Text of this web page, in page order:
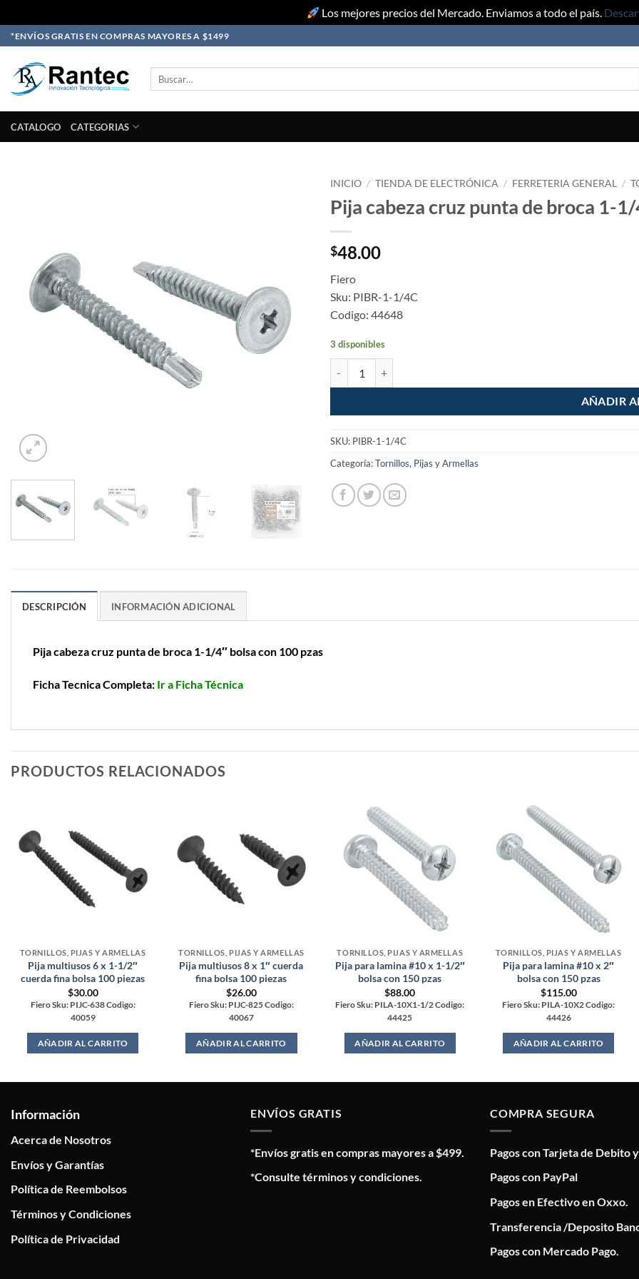
Los mejores precios del Mercado. Enviamos a todo el país.
Skip
to
content
*ENVÍOS GRATIS EN COMPRAS MAYORES A $1499
CATALOGO CATEGORIAS
INICIO / TIENDA DE ELECTRÓNICA / FERRETERIA GENERAL /
Pija cabeza cruz punta de broca 1-
$48.00
Fiero
Sku: PIBR-1-1/4C
Codigo: 44648
3 disponibles
AÑADIR
SKU: PIBR-1-1/4C
Categoría:Tornillos, Pijas y Armellas
DESCRIPCIÓN INFORMACIÓN ADICIONAL
Pija cabeza cruz punta de broca 1-1/4″ bolsa con 100 pzas
Ficha Tecnica Completa: Ir a Ficha Técnica
PRODUCTOS RELACIONADOS
TORNILLOS, PIJAS Y ARMELLAS
Pija multiusos 6 x 1-1/2″
cuerda fina bolsa 100 piezas
$30.00
Fiero Sku: PIJC-638 Codigo:
40059
AÑADIR AL CARRITO
TORNILLOS, PIJAS Y ARMELLAS
Pija multiusos 8 x 1″ cuerda
fina bolsa 100 piezas
$26.00
Fiero Sku: PIJC-825 Codigo:
40067
AÑADIR AL CARRITO
TORNILLOS, PIJAS Y ARMELLAS
Pija para lamina #10 x 1-1/2″
bolsa con 150 pzas
$88.00
Fiero Sku: PILA-10X1-1/2 Codigo:
44425
AÑADIR AL CARRITO
TORNILLOS, PIJAS Y ARMELLAS
Pija para lamina #10 x 2″
bolsa con 150 pzas
$115.00
Fiero Sku: PILA-10X2 Codigo:
44426
AÑADIR AL CARRITO
Información
Acerca de Nosotros
Envíos y Garantías
Política de Reembolsos
Términos y Condiciones
Política de Privacidad
ENVÍOS GRATIS
*Envíos gratis en compras mayores a $499.
*Consulte términos y condiciones.
COMPRA SEGURA
Pagos con Tarjeta de Debito
Pagos con PayPal
Pagos en Efectivo en Oxxo.
Transferencia /Deposito
Pagos con Mercado Pago.